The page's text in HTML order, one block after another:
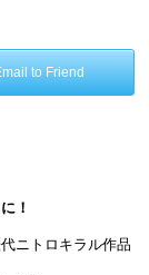
to Friend
！
ニトロキラル作品